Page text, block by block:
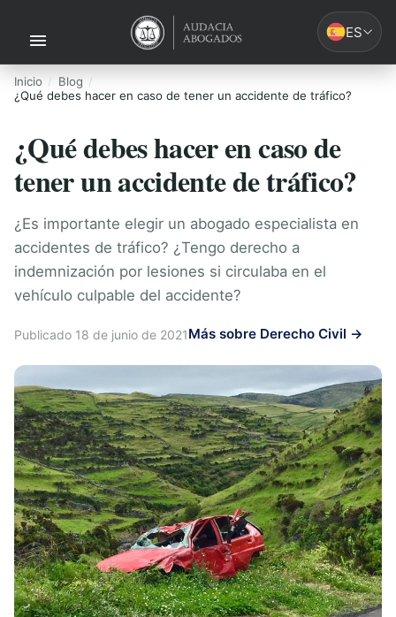
ES
Inicio
Blog
¿Qué debes hacer en caso de tener un accidente de tráfico?
¿Qué debes hacer en caso de
tener un accidente de tráfico?
¿Es importante elegir un abogado especialista en
accidentes de tráfico? ¿Tengo derecho a
indemnización por lesiones si circulaba en el
vehículo culpable del accidente?
Publicado 18 de junio de 2021Más sobre Derecho Civil →